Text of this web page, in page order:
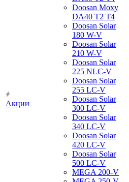
Акции
Doosan Moxy
DA40 T2 T4
Doosan Solar
180 W-V
Doosan Solar
210 W-V
Doosan Solar
225 NLC-V
Doosan Solar
255 LC-V
Doosan Solar
300 LC-V
Doosan Solar
340 LC-V
Doosan Solar
420 LC-V
Doosan Solar
500 LC-V
MEGA 200-V